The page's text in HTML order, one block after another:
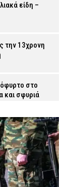
είδη –
την 13χρονη
στο
και σφυριά
«Χαμόγελο του
τρεις άνδρες